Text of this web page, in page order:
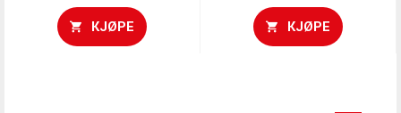
KJØPE KJØPE